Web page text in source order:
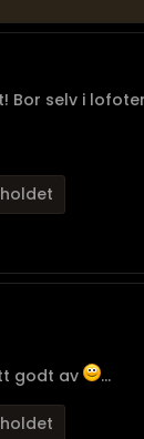
Bor selv i
godt av
...